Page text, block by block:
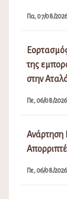
Πα, 07/08/
της
στην
Πε, 06/08/
Ανάρτηση
Πε, 06/08/